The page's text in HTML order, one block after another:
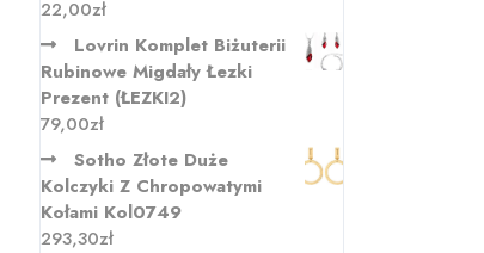
22,00zł
Lovrin Komplet Biżuterii
Rubinowe Migdały Łezki
Prezent (ŁEZKI2)
79,00zł
Sotho Złote Duże
Kolczyki Z Chropowatymi
Kołami Kol0749
293,30zł